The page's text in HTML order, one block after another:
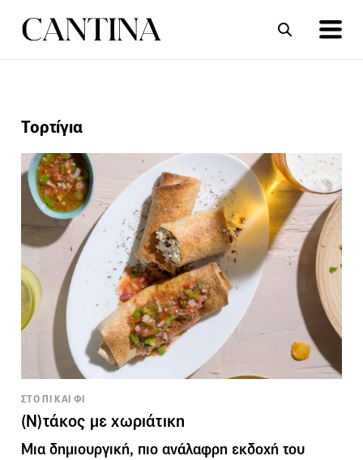
Τορτίγια
ΣΤΟ ΠΙ ΚΑΙ ΦΙ
(N)τάκος με χωριάτικη
Μια δημιουργική, πιο ανάλαφρη εκδοχή του